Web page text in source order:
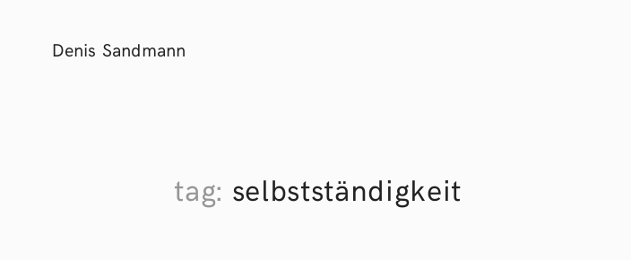
Denis Sandmann
tag: selbstständigkeit